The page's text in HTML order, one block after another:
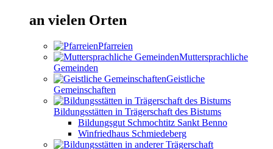
an vielen Orten
Pfarreien
Muttersprachliche
Gemeinden
Geistliche
Gemeinschaften
Bildungsstätten in Trägerschaft des Bistums
Bildungsgut Schmochtitz Sankt Benno
Winfriedhaus Schmiedeberg